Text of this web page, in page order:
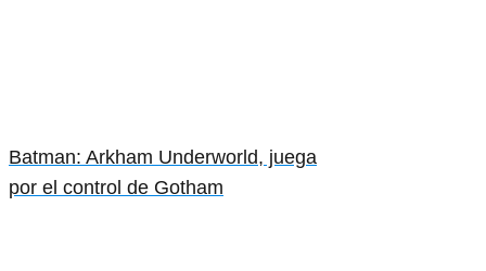
Batman: Arkham Underworld, juega
por el control de Gotham